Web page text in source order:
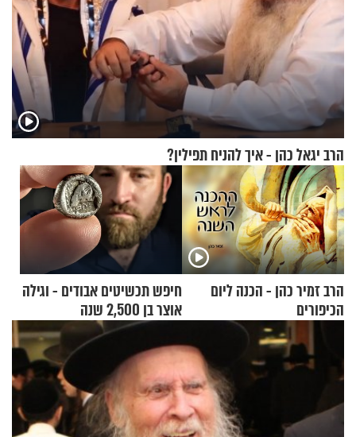
הרב יגאל כהן - איך להניח תפילין?
הרב זמיר כהן - הכנה ליום
הכיפורים
חיפש תכשיטים אבודים - וגילה
אוצר בן 2,500 שנה